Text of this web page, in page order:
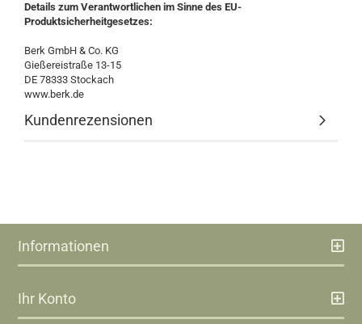
Details zum Verantwortlichen im Sinne des EU-
Produktsicherheitgesetzes:
Berk GmbH & Co. KG
Gießereistraße 13-15
DE 78333 Stockach
www.berk.de
Kundenrezensionen
Informationen
Ihr Konto